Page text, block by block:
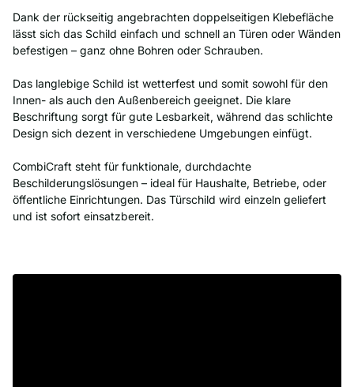
Dank der rückseitig angebrachten doppelseitigen Klebefläche
lässt sich das Schild einfach und schnell an Türen oder Wänden
befestigen – ganz ohne Bohren oder Schrauben.
Das langlebige Schild ist wetterfest und somit sowohl für den
Innen- als auch den Außenbereich geeignet. Die klare
Beschriftung sorgt für gute Lesbarkeit, während das schlichte
Design sich dezent in verschiedene Umgebungen einfügt.
CombiCraft steht für funktionale, durchdachte
Beschilderungslösungen – ideal für Haushalte, Betriebe, oder
öffentliche Einrichtungen. Das Türschild wird einzeln geliefert
und ist sofort einsatzbereit.